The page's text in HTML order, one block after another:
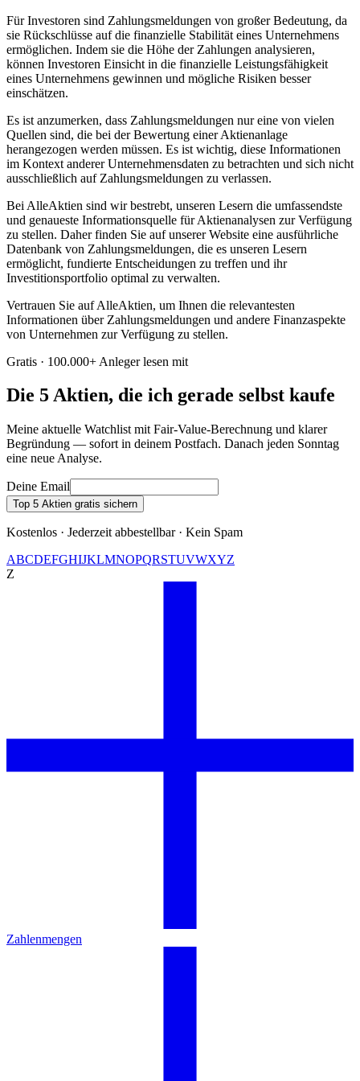
Für Investoren sind Zahlungsmeldungen von großer Bedeutung, da
sie Rückschlüsse auf die finanzielle Stabilität eines Unternehmens
ermöglichen. Indem sie die Höhe der Zahlungen analysieren,
können Investoren Einsicht in die finanzielle Leistungsfähigkeit
eines Unternehmens gewinnen und mögliche Risiken besser
einschätzen.
Es ist anzumerken, dass Zahlungsmeldungen nur eine von vielen
Quellen sind, die bei der Bewertung einer Aktienanlage
herangezogen werden müssen. Es ist wichtig, diese Informationen
im Kontext anderer Unternehmensdaten zu betrachten und sich nicht
ausschließlich auf Zahlungsmeldungen zu verlassen.
Bei AlleAktien sind wir bestrebt, unseren Lesern die umfassendste
und genaueste Informationsquelle für Aktienanalysen zur Verfügung
zu stellen. Daher finden Sie auf unserer Website eine ausführliche
Datenbank von Zahlungsmeldungen, die es unseren Lesern
ermöglicht, fundierte Entscheidungen zu treffen und ihr
Investitionsportfolio optimal zu verwalten.
Vertrauen Sie auf AlleAktien, um Ihnen die relevantesten
Informationen über Zahlungsmeldungen und andere Finanzaspekte
von Unternehmen zur Verfügung zu stellen.
Gratis · 100.000+ Anleger lesen mit
Die 5 Aktien, die ich gerade selbst kaufe
Meine aktuelle Watchlist mit Fair-Value-Berechnung und klarer
Begründung — sofort in deinem Postfach. Danach jeden Sonntag
eine neue Analyse.
Deine Email
Top 5 Aktien gratis sichern
Kostenlos · Jederzeit abbestellbar · Kein Spam
ABCDEFGHIJKLMNOPQRSTUVWXYZ
Z
Zahlenmengen